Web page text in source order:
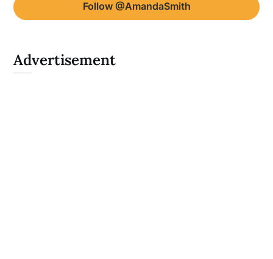
Follow @AmandaSmith
Advertisement